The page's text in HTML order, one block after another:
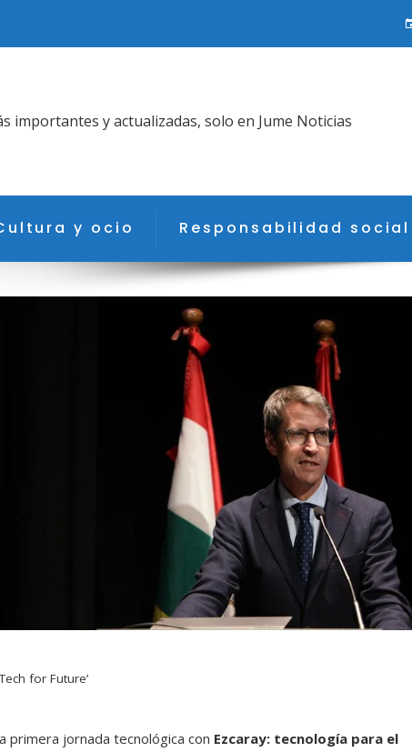
y actualizadas, solo en Jume Noticias
y ocio Responsabilidad social
for Future’
primera jornada tecnológica con Ezcaray: tecnología para el